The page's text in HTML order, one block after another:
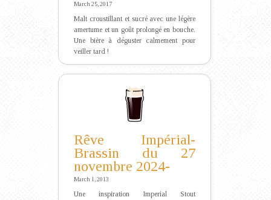
March 25, 2017
Malt croustillant et sucré avec une légère
amertume et un goût prolongé en bouche.
Une bière à déguster calmement pour
veiller tard !
Rêve Impérial-
Brassin du 27
novembre 2024-
March 1, 2013
Une inspiration Imperial Stout